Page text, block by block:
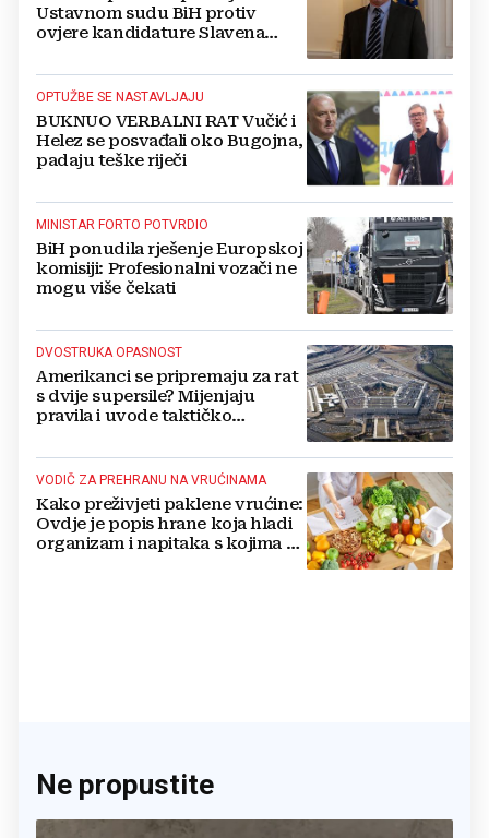
Ustavnom sudu BiH protiv
ovjere kandidature Slavena
OPTUŽBE SE NASTAVLJAJU
BUKNUO VERBALNI RAT Vučić i
Helez se posvađali oko Bugojna,
padaju teške riječi
MINISTAR FORTO POTVRDIO
BiH ponudila rješenje Europskoj
komisiji: Profesionalni vozači ne
mogu više čekati
DVOSTRUKA OPASNOST
Amerikanci se pripremaju za rat
s dvije supersile? Mijenjaju
pravila i uvode taktičko
VODIČ ZA PREHRANU NA VRUĆINAMA
Kako preživjeti paklene vrućine:
Ovdje je popis hrane koja hladi
organizam i napitaka s kojima si
Ne propustite